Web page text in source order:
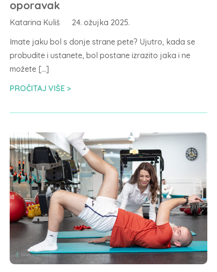
oporavak
Katarina Kuliš
24. ožujka 2025.
Imate jaku bol s donje strane pete? Ujutro, kada se
probudite i ustanete, bol postane izrazito jaka i ne
možete […]
PROČITAJ VIŠE